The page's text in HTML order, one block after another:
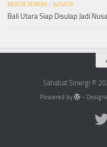
BERITA TERKINI / WISATA
Bali Utara Siap Disulap Jadi
Sahabat Sinergi ©
Powered by -